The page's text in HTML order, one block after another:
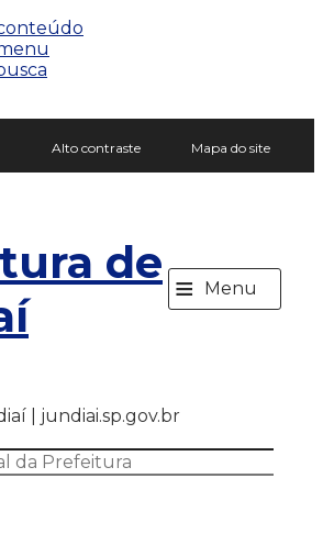
Alto contraste Mapa do site
de ≡ Menu
| jundiai.sp.gov.br